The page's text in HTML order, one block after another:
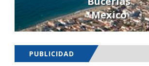
Mexico
PUBLICIDAD